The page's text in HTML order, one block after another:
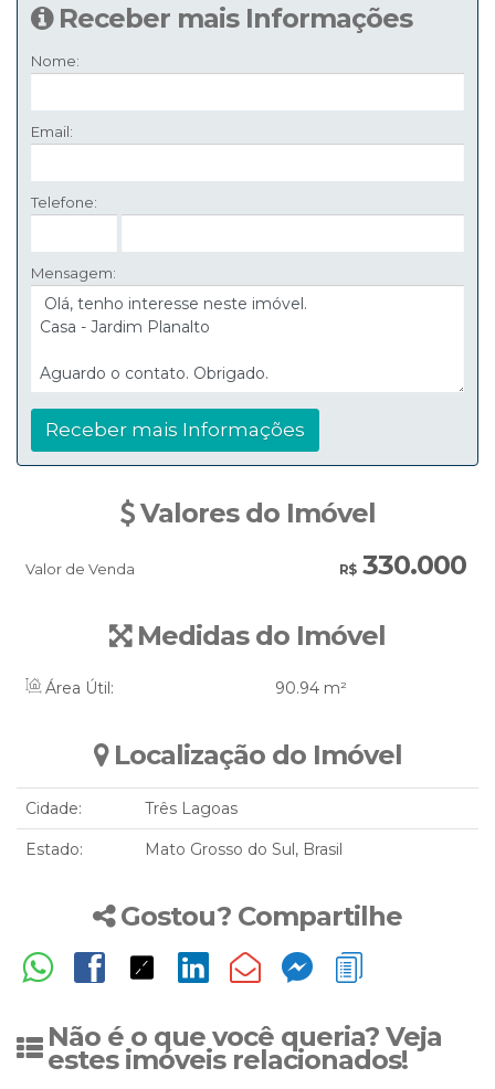
Receber mais Informações
Nome:
Email:
Telefone:
Mensagem:
Valores do Imóvel
R$330.000
Valor de Venda
Medidas do Imóvel
Área Útil: 90.94 m²
Localização do Imóvel
Cidade: Três Lagoas
Estado: Mato Grosso do Sul, Brasil
Gostou? Compartilhe
Não é o que você queria? Veja
estes imóveis relacionados!